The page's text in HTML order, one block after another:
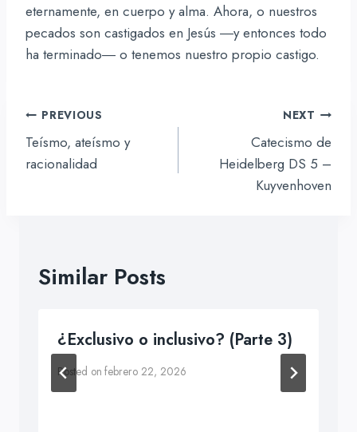
eternamente, en cuerpo y alma. Ahora, o nuestros
pecados son castigados en Jesús ―y entonces todo
ha terminado― o tenemos nuestro propio castigo.
Navegación
de
entradas
PREVIOUS
Teísmo, ateísmo y
racionalidad
NEXT
Catecismo de
Heidelberg DS 5 –
Kuyvenhoven
Similar Posts
¿Exclusivo o inclusivo? (Parte 3)
Posted on febrero 22, 2026